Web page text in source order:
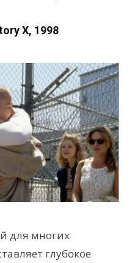
X, 1998
для многих
глубокое